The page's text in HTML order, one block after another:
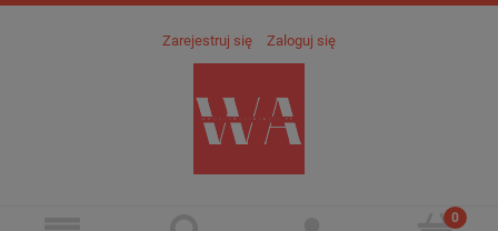
Zarejestruj się Zaloguj się